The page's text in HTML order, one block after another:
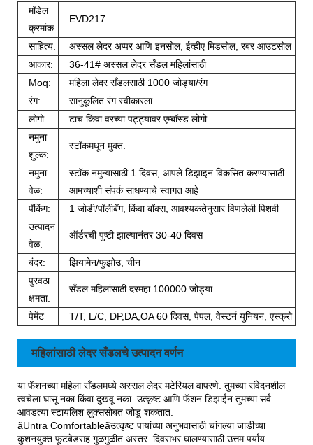
मॉडेल
क्रमांक:
EVD217
साहित्य:
अस्सल लेदर अप्पर आणि इनसोल, ईव्हीए मिडसोल, रबर आउटसोल
आकार:
36-41# अस्सल लेदर सँडल महिलांसाठी
Moq:
महिला लेदर सँडलसाठी 1000 जोड्या/रंग
रंग:
सानुकूलित रंग स्वीकारला
लोगो:
टाच किंवा वरच्या पट्ट्यावर एम्बॉस्ड लोगो
नमुना
शुल्क:
स्टॉकमधून मुक्त.
नमुना
वेळ:
स्टॉक नमुन्यासाठी 1 दिवस, आपले डिझाइन विकसित करण्यासाठी
आमच्याशी संपर्क साधण्याचे स्वागत आहे
पॅकिंग:
1 जोडी/पॉलीबॅग, किंवा बॉक्स, आवश्यकतेनुसार विणलेली पिशवी
उत्पादन
वेळ:
ऑर्डरची पुष्टी झाल्यानंतर 30-40 दिवस
बंदर:
झियामेन/फुझोउ, चीन
पुरवठा
क्षमता:
सँडल महिलांसाठी दरमहा 100000 जोड्या
पेमेंट T/T, L/C, DP,DA,OA 60 दिवस, पेपल, वेस्टर्न युनियन, एस्क्रो
महिलांसाठी लेदर सँडलचे उत्पादन वर्णन
या फॅशनच्या महिला सँडलमध्ये अस्सल लेदर मटेरियल वापरणे. तुमच्या संवेदनशील
त्वचेला घासू नका किंवा दुखवू नका. उत्कृष्ट आणि फॅशन डिझाईन तुमच्या सर्व
आवडत्या स्टायलिश लुक्ससोबत जोडू शकतात.
ãUntra Comfortableãउत्कृष्ट पायांच्या अनुभवासाठी चांगल्या जाडीच्या
कुशनयुक्त फूटबेडसह गुळगुळीत अस्तर. दिवसभर घालण्यासाठी उत्तम पर्याय.